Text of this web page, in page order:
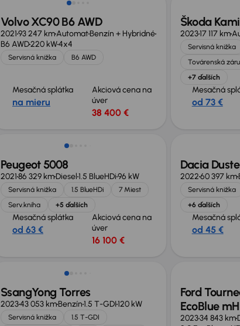
Volvo XC90 B6 AWD
202193 247 kmAutomatBenzín + Hybridné
B6 AWD220 kW4x4
Servisná knižka B6 AWD
Mesačná splátka
na mieru
Akciová cena na
úver
38 400 €
Škoda
202317 117 km
Servisná knižka
Továrenská
+7 ďalších
Mesačná
od 73 €
Peugeot 5008
202186 329 kmDiesel1.5 BlueHDi96 kW
Servisná knižka 1.5 BlueHDi
7 Miest
Serv.kniha
+5 ďalších
Mesačná splátka
od 63 €
Akciová cena na
úver
16 100 €
Dacia
202260 397 km
Servisná knižka
+6 ďalších
Mesačná
od 45 €
SsangYong Torres
202343 053 kmBenzín1.5 T-GDI120 kW
Servisná knižka
1.5 T-GDI
Ford
EcoBlue
202334 843 km